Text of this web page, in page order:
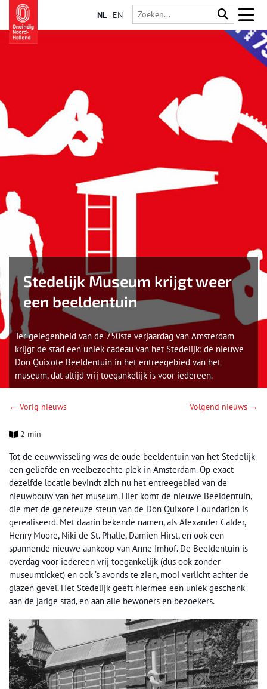
NL EN
Stedelijk Museum krijgt weer
een beeldentuin
Ter gelegenheid van de 750ste verjaardag van Amsterdam
krijgt de stad een uniek cadeau van het Stedelijk: de nieuwe
Don Quixote Beeldentuin in het entreegebied van het
museum, dat altijd vrij toegankelijk is voor iedereen.
← Vorig nieuws Volgend nieuws →
2 min
Tot de eeuwwisseling was de oude beeldentuin van het Stedelijk
een geliefde en veelbezochte plek in Amsterdam. Op exact
dezelfde locatie bevindt zich nu het entreegebied van de
nieuwbouw van het museum. Hier komt de nieuwe Beeldentuin,
die met de genereuze steun van de Don Quixote Foundation is
gerealiseerd. Met daarin bekende namen, als Alexander Calder,
Henry Moore, Niki de St. Phalle, Damien Hirst, en ook een
spannende nieuwe aankoop van Anne Imhof. De Beeldentuin is
overdag voor iedereen vrij toegankelijk (dus ook zonder
museumticket) en ook ’s avonds te zien, mooi verlicht achter de
glazen gevel. Het Stedelijk geeft hiermee een uniek geschenk
aan de jarige stad, en aan alle bewoners en bezoekers.